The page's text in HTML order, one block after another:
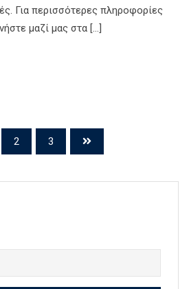
Για περισσότερες πληροφορίες
μαζί μας στα […]
2 3